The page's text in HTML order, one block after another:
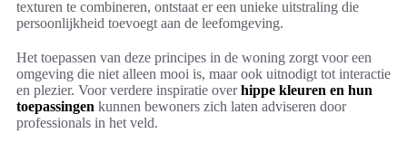
texturen te combineren, ontstaat er een unieke uitstraling die
persoonlijkheid toevoegt aan de leefomgeving.
Het toepassen van deze principes in de woning zorgt voor een
omgeving die niet alleen mooi is, maar ook uitnodigt tot interactie
en plezier. Voor verdere inspiratie overhippe kleuren en hun
toepassingen kunnen bewoners zich laten adviseren door
professionals in het veld.